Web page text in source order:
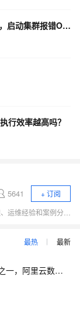
在OceanBase数据库，我的oceanbase社区版，启动集群报错OBD-2002。这个咋处理？
行效率越高吗？
5641
+ 订阅
最热 最新
【大咖问答】对话PostgreSQL 中国社区发起人之一，阿里云数据库高级专家 德哥